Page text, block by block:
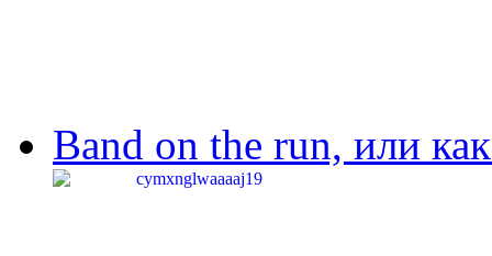
Band on the run, или